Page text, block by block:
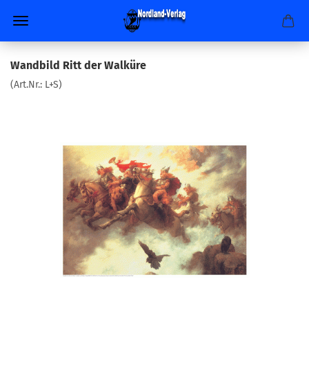
Wandbild Ritt der Walküre
(Art.Nr.: L+S)